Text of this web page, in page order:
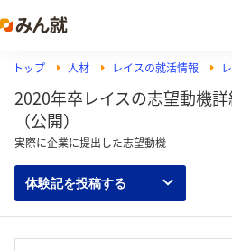
トップ 人材 レイスの就活情報
2020年卒レイスの志望動機詳
（公開）
実際に企業に提出した志望動機
体験記を投稿する